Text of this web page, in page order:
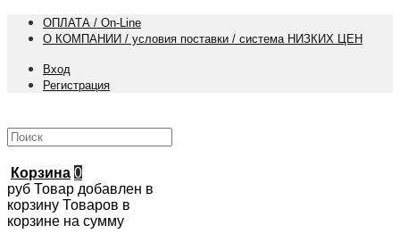
ОПЛАТА / On-Line
О КОМПАНИИ / условия поставки / система НИЗКИХ ЦЕН
Вход
Регистрация
Корзина 0
руб Товар добавлен в
корзину Товаров в
корзине на сумму